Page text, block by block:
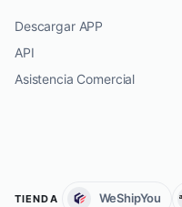
Descargar APP
API
Asistencia Comercial
TIENDA WeShipYou